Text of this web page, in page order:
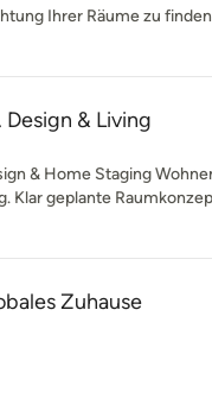
Ihrer Räume zu
Design & Living
& Home Staging
Klar geplante
Zuhause